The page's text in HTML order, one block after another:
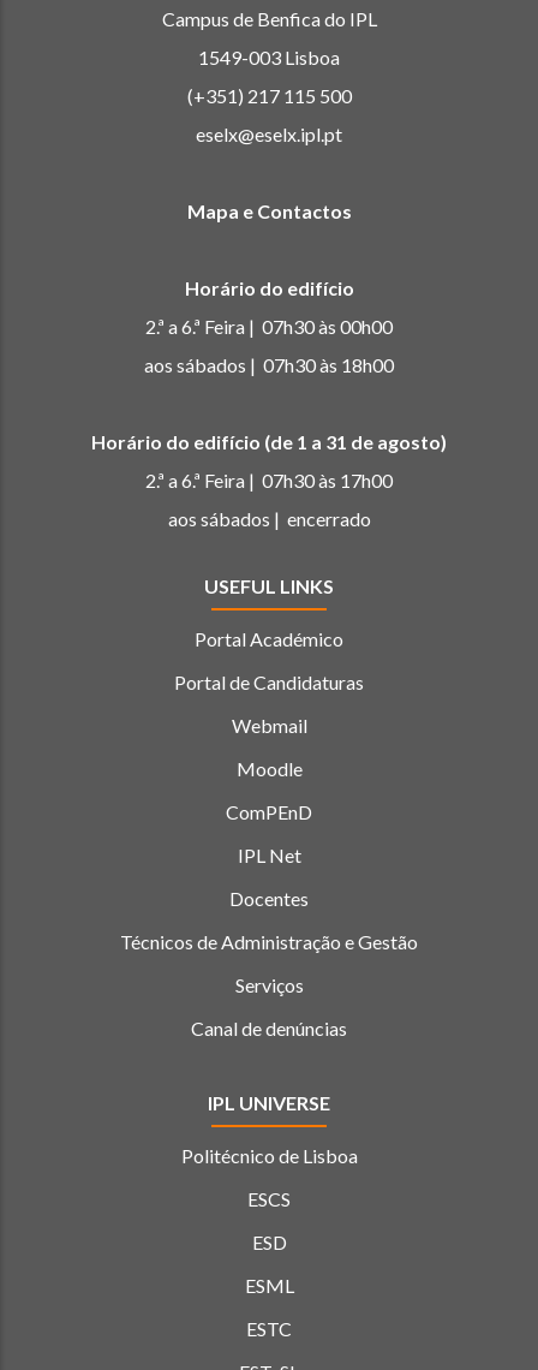
Campus de Benfica do IPL
1549-003 Lisboa
(+351) 217 115 500
eselx@eselx.ipl.pt
Mapa e Contactos
Horário do edifício
2.ª a 6.ª Feira | 07h30 às 00h00
aos sábados | 07h30 às 18h00
Horário do edifício (de 1 a 31 de agosto)
2.ª a 6.ª Feira | 07h30 às 17h00
aos sábados | encerrado
USEFUL LINKS
Portal Académico
Portal de Candidaturas
Webmail
Moodle
ComPEnD
IPL Net
Docentes
Técnicos de Administração e Gestão
Serviços
Canal de denúncias
IPL UNIVERSE
Politécnico de Lisboa
ESCS
ESD
ESML
ESTC